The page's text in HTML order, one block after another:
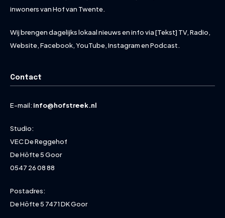
inwoners van Hof van Twente.
Wij brengen dagelijks lokaal nieuws en info via [Tekst] TV, Radio,
Website, Facebook, YouTube, Instagram en Podcast.
Contact
E-mail: info@hofstreek.nl
Studio:
VEC De Reggehof
De Höfte 5 Goor
0547 26 08 88
Postadres:
De Höfte 5 7471 DK Goor